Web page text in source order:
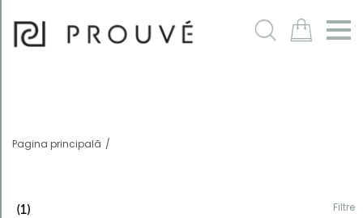
m
Pagina principală
(1) Filtre
Filtre